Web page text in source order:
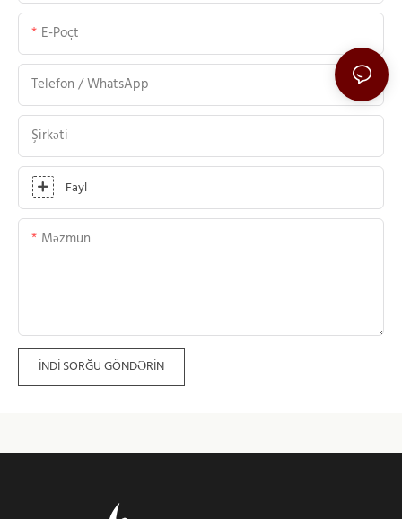
E-Poçt
Telefon / WhatsApp
Şirkəti
Fayl
Məzmun
İNDI SORĞU GÖNDƏRIN